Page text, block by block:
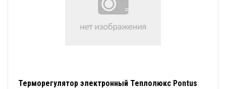
Терморегулятор электронный Теплолюкс Pontus